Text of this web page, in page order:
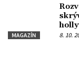
MAGAZÍN 8. 10.